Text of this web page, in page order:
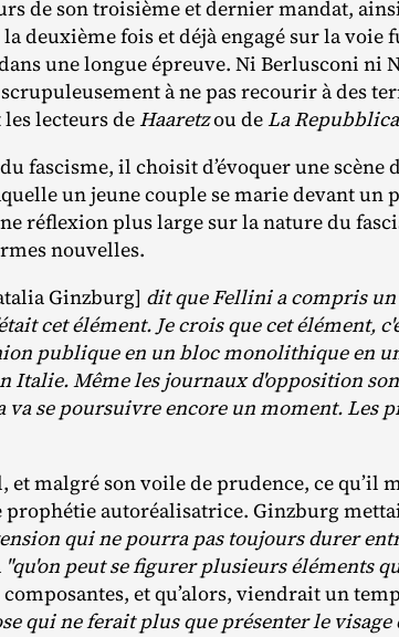
de son troisième et dernier mandat,
deuxième fois et déjà engagé sur la voie
une longue épreuve. Ni Berlusconi ni
à ne pas recourir à des
lecteurs deHaaretzou deLa Repubblica
fascisme, il choisit d’évoquer une scène
un jeune couple se marie devant
réflexion plus large sur la nature du
nouvelles.
Ginzburg] dit que Fellini a compris
cet élément. Je crois que cet élément,
publique en un bloc monolithique en
Italie. Même les journaux d'opposition
va se poursuivre encore un moment. Les
malgré son voile de prudence, ce qu’il
autoréalisatrice. Ginzburg
qui ne pourra pas toujours durer
"qu'on peut se figurer plusieurs éléments
et qu’alors, viendrait un
qui ne ferait plus que présenter le